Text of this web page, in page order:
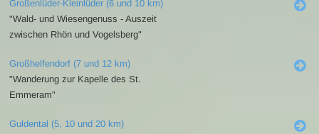
Großenlüder-Kleinlüder (6 und 10 km)
"Wald- und Wiesengenuss - Auszeit
zwischen Rhön und Vogelsberg"
Großhelfendorf (7 und 12 km)
"Wanderung zur Kapelle des St.
Emmeram"
Guldental (5, 10 und 20 km)